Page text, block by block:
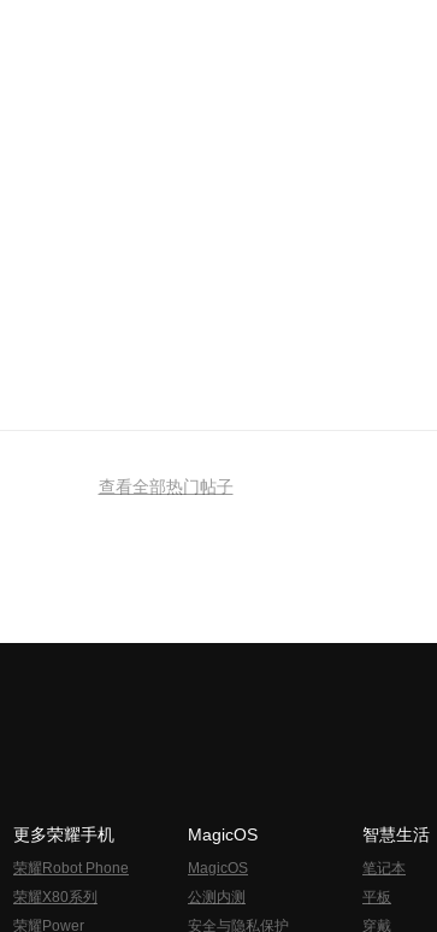
查看全部热门帖子
更多荣耀手机
荣耀Robot Phone
荣耀X80系列
荣耀Power
MagicOS
MagicOS
公测内测
安全与隐私保护
智慧生活
笔记本
平板
穿戴